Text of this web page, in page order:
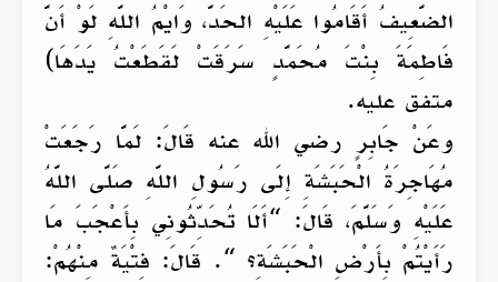
الضَّعِيفُ أَقَامُوا عَلَيْهِ الحَدَّ، وَايْمُ اللَّهِ لَوْ أَنَّ
فَاطِمَةَ بِنْتَ مُحَمَّدٍ سَرَقَتْ لَقَطَعْتُ يَدَهَا)
متفق عليه.
وعَنْ جَابِرٍ رضي الله عنه قَالَ: لَمَّا رَجَعَتْ
مُهَاجِرَةُ الْحَبَشَةِ إِلَى رَسُولِ اللَّهِ صَلَّى اللَّهُ
عَلَيْهِ وَسَلَّمَ، قَالَ: “أَلَا تُحَدِّثُونِي بِأَعْجَبَ مَا
رَأَيْتُمْ بِأَرْضِ الْحَبَشَةِ؟ “. قَالَ: فِتْيَةٌ مِنْهُمْ: